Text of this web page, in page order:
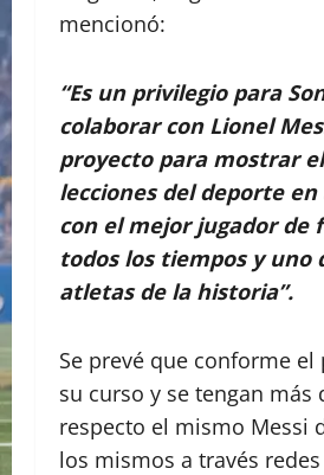
mencionó:
“Es un privilegio para
colaborar con Lionel
proyecto para mostrar
lecciones del deporte en
con el mejor jugador de
todos los tiempos y uno
atletas de la historia”.
Se prevé que conforme el
su curso y se tengan más
respecto el mismo Messi
los mismos a través